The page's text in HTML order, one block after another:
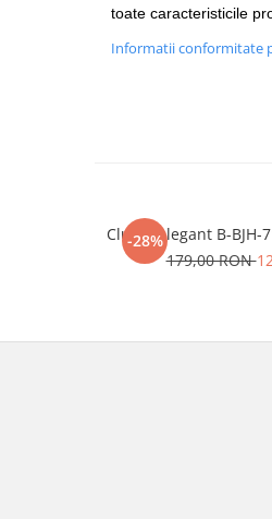
toate caracteristicile
Informatii conformitate
-28%
Clutch elegant B-BJH-
179,00 RON